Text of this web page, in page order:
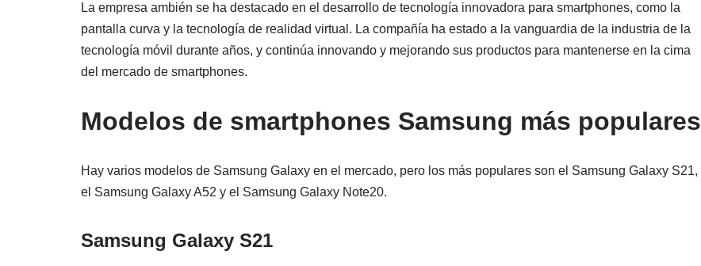
La empresa ambién se ha destacado en el desarrollo de tecnología innovadora para smartphones, como la
pantalla curva y la tecnología de realidad virtual. La compañía ha estado a la vanguardia de la industria de la
tecnología móvil durante años, y continúa innovando y mejorando sus productos para mantenerse en la cima
del mercado de smartphones.
Modelos de smartphones Samsung más populares
Hay varios modelos de Samsung Galaxy en el mercado, pero los más populares son el Samsung Galaxy S21,
el Samsung Galaxy A52 y el Samsung Galaxy Note20.
Samsung Galaxy S21